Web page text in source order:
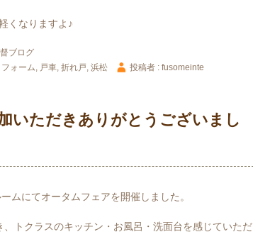
くなりますよ♪
ブログ
フォーム 戸車 折れ戸 浜松
投稿者 : fusomeinte
いただきありがとうございまし
ムにてオータムフェアを開催しました。
トクラスのキッチン・お風呂・洗面台を感じていただ